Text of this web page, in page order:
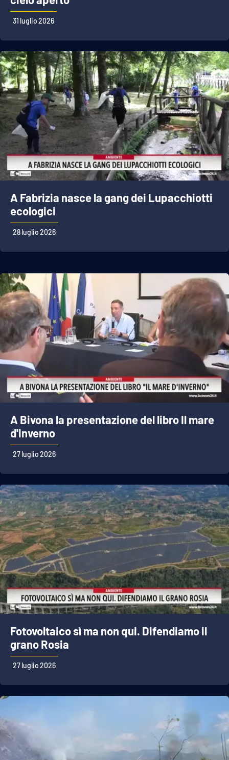
APP
Android
Apple
31 luglio 2026
A Fabrizia nasce la gang dei Lupacchiotti
ecologici
28 luglio 2026
A Bivona la presentazione del libro Il mare
d'inverno
27 luglio 2026
Fotovoltaico sì ma non qui. Difendiamo il
grano Rosia
27 luglio 2026